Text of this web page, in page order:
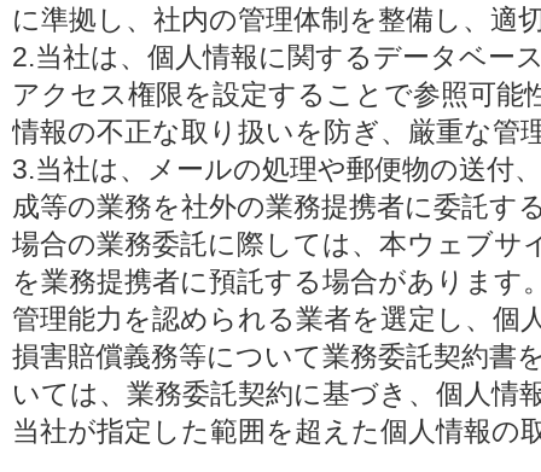
に準拠し、社内の管理体制を整備し、適
2.当社は、個人情報に関するデータベー
アクセス権限を設定することで参照可能
情報の不正な取り扱いを防ぎ、厳重な管
3.当社は、メールの処理や郵便物の送付
成等の業務を社外の業務提携者に委託す
場合の業務委託に際しては、本ウェブサ
を業務提携者に預託する場合があります
管理能力を認められる業者を選定し、個
損害賠償義務等について業務委託契約書
いては、業務委託契約に基づき、個人情
当社が指定した範囲を超えた個人情報の